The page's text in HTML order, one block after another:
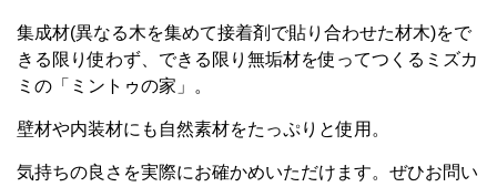
集成材(異なる木を集めて接着剤で貼り合わせた材木)をで
きる限り使わず、できる限り無垢材を使ってつくるミズカ
ミの「ミントゥの家」。
壁材や内装材にも自然素材をたっぷりと使用。
気持ちの良さを実際にお確かめいただけます。ぜひお問い